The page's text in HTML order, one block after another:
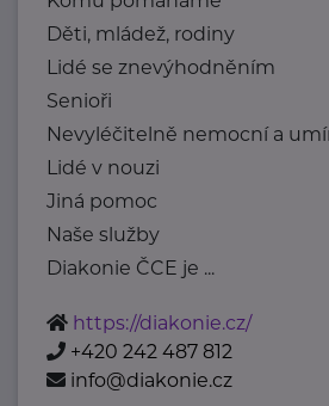
Děti, mládež, rodiny
Lidé se znevýhodněním
Senioři
Nevyléčitelně nemocní a
Lidé v nouzi
Jiná pomoc
Naše služby
Diakonie ČCE je ...
https://diakonie.cz/
+420 242 487 812
info@diakonie.cz